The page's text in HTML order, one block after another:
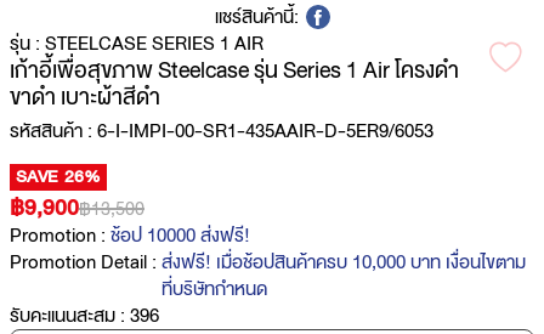
แชร์สินค้านี้:
รุ่น : STEELCASE SERIES 1 AIR
เก้าอี้เพื่อสุขภาพ Steelcase รุ่น Series 1 Air โครงดำ
ขาดำ เบาะผ้าสีดำ
รหัสสินค้า : 6-I-IMPI-00-SR1-435AAIR-D-5ER9/6053
SAVE 26%
฿9,900฿13,500
Promotion :ช้อป 10000 ส่งฟรี!
Promotion Detail :ส่งฟรี! เมื่อช้อปสินค้าครบ 10,000 บาท เงื่อนไขตาม
ที่บริษัทกำหนด
รับคะแนนสะสม :396